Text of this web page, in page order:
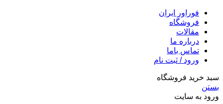
فوراور ایران
فروشگاه
مقالات
درباره ما
تماس باما
ورود / ثبت نام
سبد خرید فروشگاه
بستن
ورود به سایت